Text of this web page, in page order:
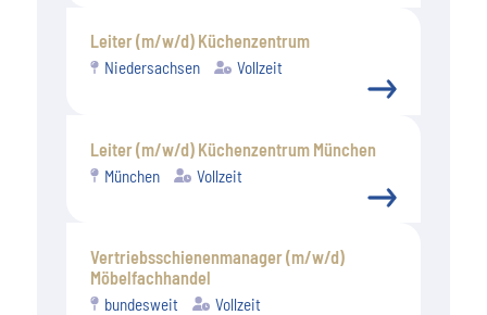
Leiter (m/w/d) Küchenzentrum
Niedersachsen Vollzeit
Leiter (m/w/d) Küchenzentrum München
München Vollzeit
Vertriebsschienenmanager (m/w/d)
Möbelfachhandel
bundesweit Vollzeit